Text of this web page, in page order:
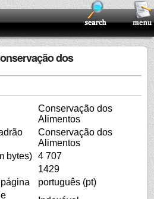
dos
Conservação dos
Alimentos
Conservação dos
Alimentos
bytes) 4 707
1429
português (pt)